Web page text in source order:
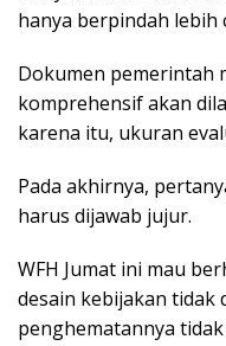
hanya berpindah lebih
Dokumen pemerintah
komprehensif akan
karena itu, ukuran
Pada akhirnya,
harus dijawab jujur.
WFH Jumat ini mau
desain kebijakan tidak
penghematannya